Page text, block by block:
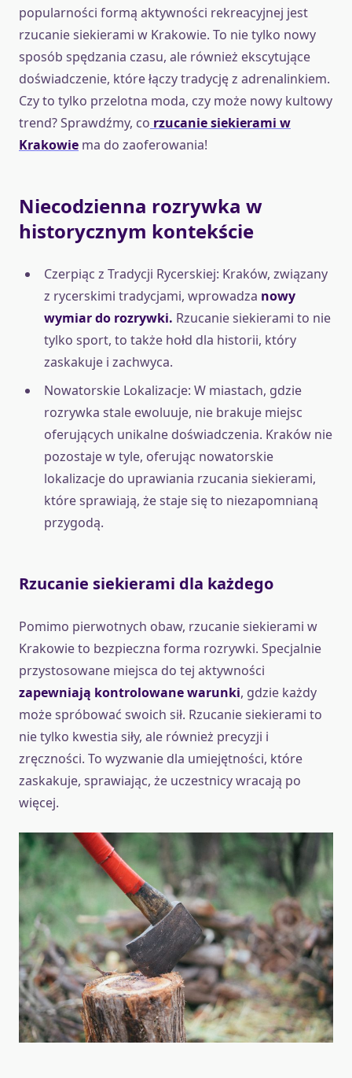
popularności formą aktywności rekreacyjnej jest
rzucanie siekierami w Krakowie. To nie tylko nowy
sposób spędzania czasu, ale również ekscytujące
doświadczenie, które łączy tradycję z adrenalinkiem.
Czy to tylko przelotna moda, czy może nowy kultowy
trend? Sprawdźmy, co rzucanie siekierami w
Krakowie ma do zaoferowania!
Niecodzienna rozrywka w
historycznym kontekście
Czerpiąc z Tradycji Rycerskiej: Kraków, związany
z rycerskimi tradycjami, wprowadza nowy
wymiar do rozrywki. Rzucanie siekierami to nie
tylko sport, to także hołd dla historii, który
zaskakuje i zachwyca.
Nowatorskie Lokalizacje: W miastach, gdzie
rozrywka stale ewoluuje, nie brakuje miejsc
oferujących unikalne doświadczenia. Kraków nie
pozostaje w tyle, oferując nowatorskie
lokalizacje do uprawiania rzucania siekierami,
które sprawiają, że staje się to niezapomnianą
przygodą.
Rzucanie siekierami dla każdego
Pomimo pierwotnych obaw, rzucanie siekierami w
Krakowie to bezpieczna forma rozrywki. Specjalnie
przystosowane miejsca do tej aktywności
zapewniają kontrolowane warunki, gdzie każdy
może spróbować swoich sił. Rzucanie siekierami to
nie tylko kwestia siły, ale również precyzji i
zręczności. To wyzwanie dla umiejętności, które
zaskakuje, sprawiając, że uczestnicy wracają po
więcej.